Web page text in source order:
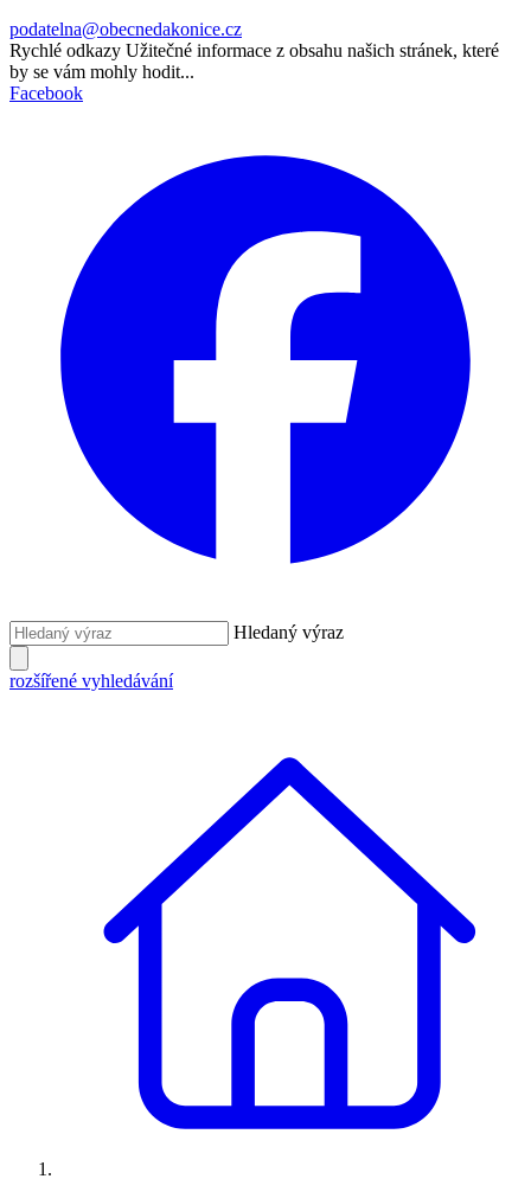
podatelna@obecnedakonice.cz
Rychlé odkazy Užitečné informace z obsahu našich stránek, které
by se vám mohly hodit...
Facebook
Hledaný výraz
rozšířené vyhledávání